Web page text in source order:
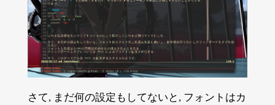
さて, まだ何の設定もしてないと, フォントはカ